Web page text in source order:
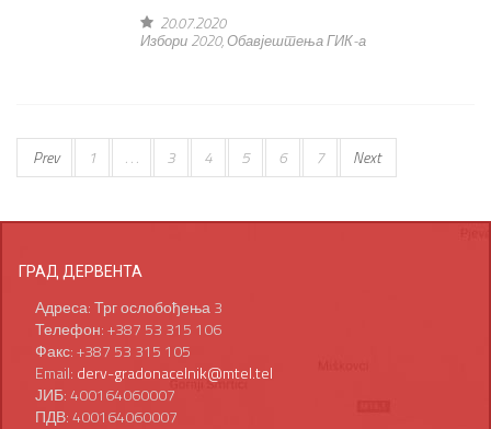
20.07.2020
Избори 2020,Обавјештења ГИК-а
Prev 1 . . . 3 4 5 6 7 Next
ГРАД ДЕРВЕНТА
Адреса: Трг ослобођења 3
Телефон: +387 53 315 106
Факс: +387 53 315 105
Email: derv-gradonacelnik@mtel.tel
ЈИБ: 400164060007
ПДВ: 400164060007